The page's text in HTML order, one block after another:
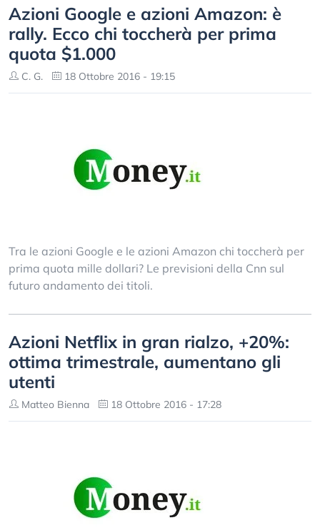
Azioni Google e azioni Amazon: è
rally. Ecco chi toccherà per prima
quota $1.000
C. G. 18 Ottobre 2016 - 19:15
Tra le azioni Google e le azioni Amazon chi toccherà per
prima quota mille dollari? Le previsioni della Cnn sul
futuro andamento dei titoli.
Azioni Netflix in gran rialzo, +20%:
ottima trimestrale, aumentano gli
utenti
Matteo Bienna 18 Ottobre 2016 - 17:28